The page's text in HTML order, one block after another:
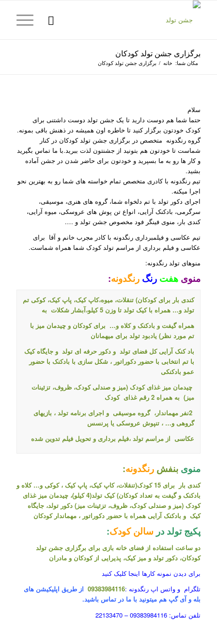
برگزاری جشن تولد کودکان
مکان شما: خانه / برگزاری جشن تولد کودکان
سلام
حتما شما هم دوست دارید تا یک جشن تولد دوست داشتنی برای
کودک خودتون برگزار کنید تا خاطره اون همیشه در ذهنش باقی بمونه.
گروه رنگدونه متخصص در برگزاری جشن تولد کودکان در کنار
شماست تا خودتون هم بتونید از جشنتون لذت ببرید.با ما تماس بگیرید
و کار ها رو به ما بسپرید و خودتون برای حاضر شدن در جشن آماده
بشید.
تیم رنگدونه با کادری متخصص تمام خواسته های شما رو به بهترین نحو
اجرا میکنه.
اجرای دکور تولد با تم دلخواه شما، گروه های هنری، موسیقی،
سرگرمی، بادکنک آرایی، انواع تن پوش های عروسکی، میوه آرایی،
کندی بار، منوی فینگر فود مخصوص جشن تولد و ….
تیم عکاسی و فیلمبرداری رنگدونه با کادر مجرب خانم و آقا برای
عکاسی و فیلم برداری از مراسم تولد کودک شما همراه شماست.
منوهای تولد رنگدونه:
منوی هفت رنگ رنگدونه:
کندی بار برای کودکان) تنقلات، میوه،کاپ کیک، پاپ کیک، کوکی تم
تولد و… همراه با کیک تولد تا وزن 5 کیلو،آبشار شکلات به
همراه گیفت و بادکنک و کلاه و… برای کودکان و چیدمان میز با
تم مورد نظر) یادبود تولد برای میهمانان
باد کنک آرایی کل فضای تولد و دکور حرفه ای تولد و جایگاه کیک
با تم انتخابی با حضور دکوراتور ، شکل سازی با بادکنک با حضور
عمو بادکنکی
چیدمان میز غذای کودک(میز و صندلی کودک، ظروف، تزئینات
میز ) به همراه 2 رقم غذای کودک
گروه موسیقی و اجرای برنامه تولد ، بازیهای
گروهی و… ، تنپوش عروسکی یا پرنسس
عکاسیاز مراسم تولد ،فیلم برداری و تحویل فیلم تدوین شده
منوی بنفش رنگدونه:
کندی بار برای 15 کودک(تنقلات، کاپ کیک، پاپ کیک ، کوکی و… کلاه و
بادکنک و گیفت به تعداد کودکان) کیک تولد(4 کیلو)، چیدمان میز غذای
کودک (میز و صندلی کودک، ظروف، تزئینات میز) دکور تولد، جایگاه
کیک و بادکنک آرایی همراه با حضور دکوراتور ، مهماندار کودکان
پکیج تولد در سالن کودک:
دو ساعت استفاده از فضای خانه بازی برای برگزاری جشن تولد
کودکان، دکور تولد و میز کیک، پذیرایی از کودکان و مادران
برای دیدن نمونه کارها اینجاکلیک کنید
تلگرام و واتس اپ رنگدونه :09383984116 از طریق اپلیکیشن های
بله و آی گپ هم میتونید با ما در تماس باشید.
تلفن تماس: 09383984116 – 22133470